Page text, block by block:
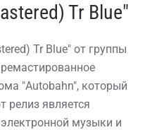
Tr Blue"
Tr Blue" от группы
"Autobahn", который
релиз является
музыки и